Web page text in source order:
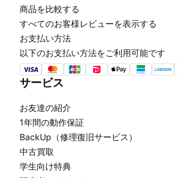
商品を比較する
すべてのお客様レビューを表示する
お支払い方法
以下のお支払い方法をご利用可能です
サービス
お友達の紹介
1年間の動作保証
BackUp（修理復旧サービス）
中古買取
学生向け特典